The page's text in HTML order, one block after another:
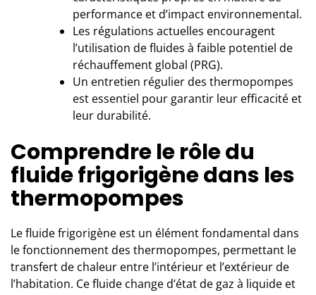
performance et d’impact environnemental.
Les régulations actuelles encouragent
l’utilisation de fluides à faible potentiel de
réchauffement global (PRG).
Un entretien régulier des thermopompes
est essentiel pour garantir leur efficacité et
leur durabilité.
Comprendre le rôle du
fluide frigorigène dans les
thermopompes
Lefluide frigorigène est un élément fondamental dans
le fonctionnement des thermopompes, permettant le
transfert de chaleur entre l’intérieur et l’extérieur de
l’habitation. Ce fluide change d’état de gaz à liquide et